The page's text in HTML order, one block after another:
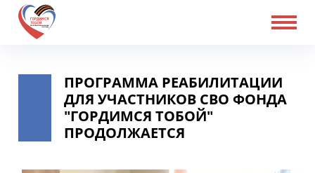
ПРОГРАММА РЕАБИЛИТАЦИИ
ДЛЯ УЧАСТНИКОВ СВО ФОНДА
"ГОРДИМСЯ ТОБОЙ"
ПРОДОЛЖАЕТСЯ